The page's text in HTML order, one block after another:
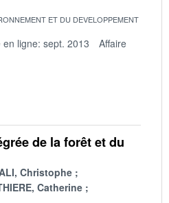
ET DU DEVELOPPEMENT
en ligne: sept. 2013
Affaire
de la forêt et du
Christophe
Catherine